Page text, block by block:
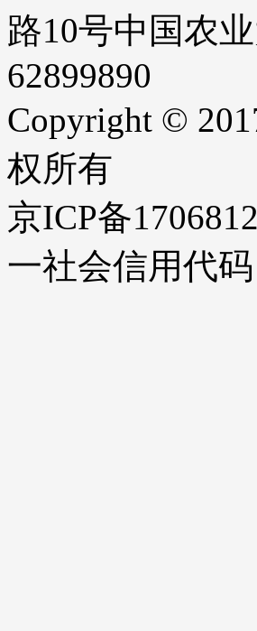
路10号中国农
62899890
Copyright ©
权所有
京ICP备
一社会信用代